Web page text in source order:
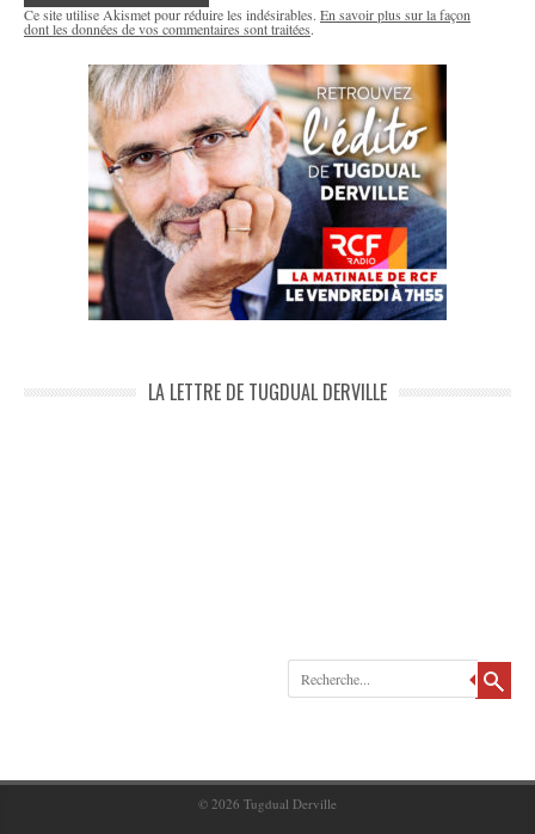
Ce site utilise Akismet pour réduire les indésirables. En savoir plus sur la façon
dont les données de vos commentaires sont traitées.
LA LETTRE DE TUGDUAL DERVILLE
Recherche
© 2026 Tugdual Derville